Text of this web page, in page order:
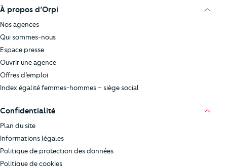
À propos d’Orpi
Nos agences
Qui sommes-nous
Espace presse
Ouvrir une agence
Offres d’emploi
Index égalité femmes-hommes – siège social
Confidentialité
Plan du site
Informations légales
Politique de protection des données
Politique de cookies